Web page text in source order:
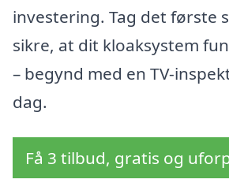
investering. Tag det første
sikre, at dit kloaksystem
– begynd med en TV-
dag.
Få 3 tilbud, gratis og